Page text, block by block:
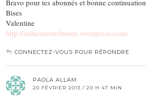
Bravo pour tes abonnés et bonne continuation
Bises
Valentine
http://inthestreetofmode.wordpress.com/
CONNECTEZ-VOUS POUR RÉPONDRE
PAOLA ALLAM
20 FÉVRIER 2013 / 20 H 47 MIN